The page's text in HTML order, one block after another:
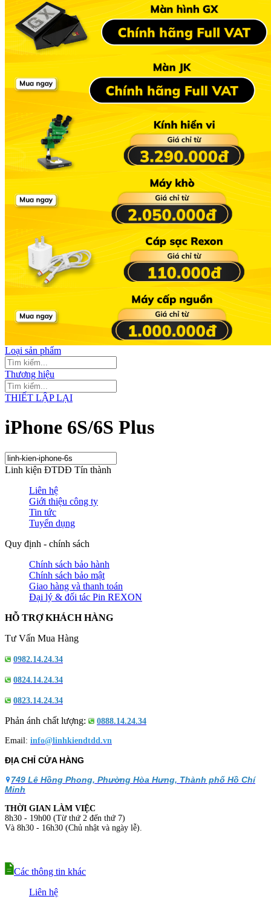
Loại sản phẩm
Thương hiệu
THIẾT LẬP LẠI
iPhone 6S/6S Plus
Linh kiện ĐTDĐ Tín thành
Liên hệ
Giới thiệu công ty
Tin tức
Tuyển dụng
Quy định - chính sách
Chính sách bảo hành
Chính sách bảo mật
Giao hàng và thanh toán
Đại lý & đối tác Pin REXON
HỖ TRỢ KHÁCH HÀNG
Tư Vấn Mua Hàng
0982.14.24.34
0824.14.24.34
0823.14.24.34
Phản ánh chất lượng: 0888.14.24.34
Email: info@linhkiendtdd.vn
ĐỊA CHỈ CỬA HÀNG
749 Lê Hồng Phong, Phường Hòa Hưng, Thành phố Hồ Chí
Minh
THỜI GIAN LÀM VIỆC
8h30 - 19h00 (Từ thứ 2 đến thứ 7)
Và 8h30 - 16h30 (Chủ nhật và ngày lễ).
Các thông tin khác
Liên hệ